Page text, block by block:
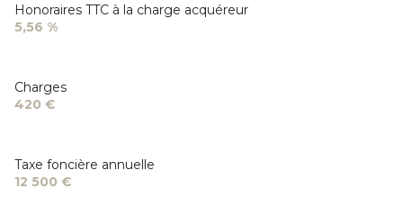
Honoraires TTC à la charge acquéreur
5,56 %
Charges
420 €
Taxe foncière annuelle
12 500 €